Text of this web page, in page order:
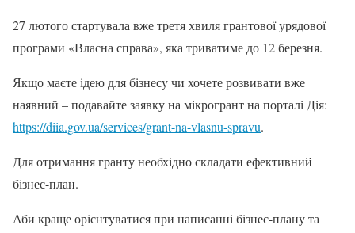
27 лютого стартувала вже третя хвиля грантової урядової
програми «Власна справа», яка триватиме до 12 березня.
Якщо маєте ідею для бізнесу чи хочете розвивати вже
наявний – подавайте заявку на мікрогрант на порталі Дія:
https://diia.gov.ua/services/grant-na-vlasnu-spravu.
Для отримання гранту необхідно складати ефективний
бізнес-план.
Аби краще орієнтуватися при написанні бізнес-плану та